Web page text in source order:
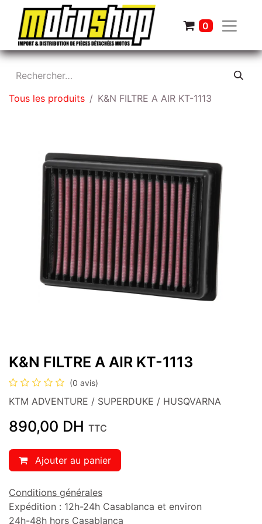
0
Tous les produits K&N FILTRE A AIR KT-1113
K&N FILTRE A AIR KT-1113
(0 avis)
KTM ADVENTURE / SUPERDUKE / HUSQVARNA
890,00 DH TTC
Ajouter au panier
Conditions générales
Expédition : 12h-24h Casablanca et environ
24h-48h hors Casablanca